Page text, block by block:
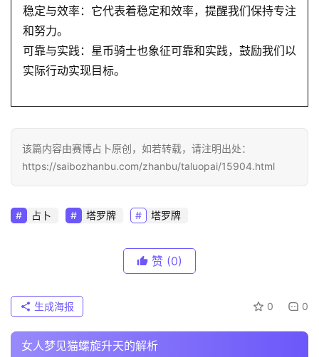
稳定与效率：它代表着稳定和效率，提醒我们保持专注
和努力。
可靠与实践：星币骑士也象征可靠和实践，鼓励我们以
实际行动实现目标。
该篇内容由赛博占卜原创，如若转载，请注明出处：
https://saibozhanbu.com/zhanbu/taluopai/15904.html
占卜 塔罗牌 塔罗牌
赞 (0)
0 0
生成海报
女人梦见猫螺旋升天的解析